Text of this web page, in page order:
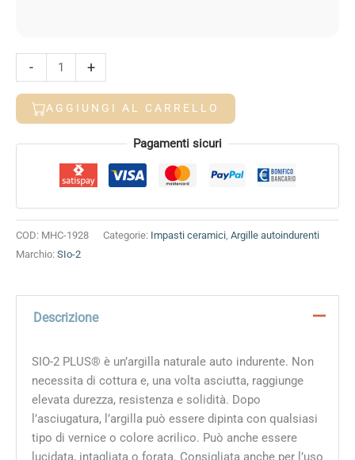
-
autoindurente
bianca
Sio-
+
AGGIUNGI AL CARRELLO
Alternative: Pagamenti sicuri
COD: MHC-1928 Categorie: Impasti ceramici Argille autoindurenti
Marchio: SIo-2
Descrizione
SIO-2 PLUS® è un’argilla naturale auto indurente. Non
necessita di cottura e, una volta asciutta, raggiunge
elevata durezza, resistenza e solidità. Dopo
l’asciugatura, l’argilla può essere dipinta con qualsiasi
tipo di vernice o colore acrilico. Può anche essere
lucidata, intagliata o forata. Consigliata anche per l’uso